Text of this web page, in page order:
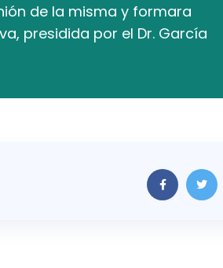
de la misma y formara
presidida por el Dr. García